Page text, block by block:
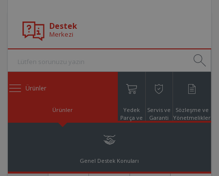
Destek
Merkezi
Ürünler
Ürünler
Yedek
Parça ve
Servis ve
Garanti
Sözleşme ve
Yönetmelikler
Genel Destek Konuları